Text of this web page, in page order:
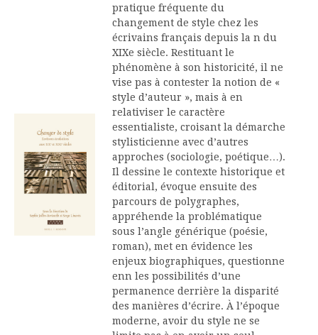
pratique fréquente du
changement de style chez les
écrivains français depuis la n du
XIXe siècle. Restituant le
phénomène à son historicité, il ne
vise pas à contester la notion de «
style d’auteur », mais à en
relativiser le caractère
essentialiste, croisant la démarche
stylisticienne avec d’autres
approches (sociologie, poétique…).
Il dessine le contexte historique et
éditorial, évoque ensuite des
parcours de polygraphes,
appréhende la problématique
sous l’angle générique (poésie,
roman), met en évidence les
enjeux biographiques, questionne
enn les possibilités d’une
permanence derrière la disparité
des manières d’écrire. À l’époque
moderne, avoir du style ne se